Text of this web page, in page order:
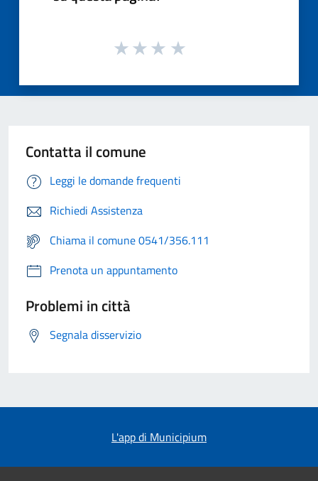
Contatta il comune
Leggi le domande frequenti
Richiedi Assistenza
Chiama il comune 0541/356.111
Prenota un appuntamento
Problemi in città
Segnala disservizio
L'app di Municipium